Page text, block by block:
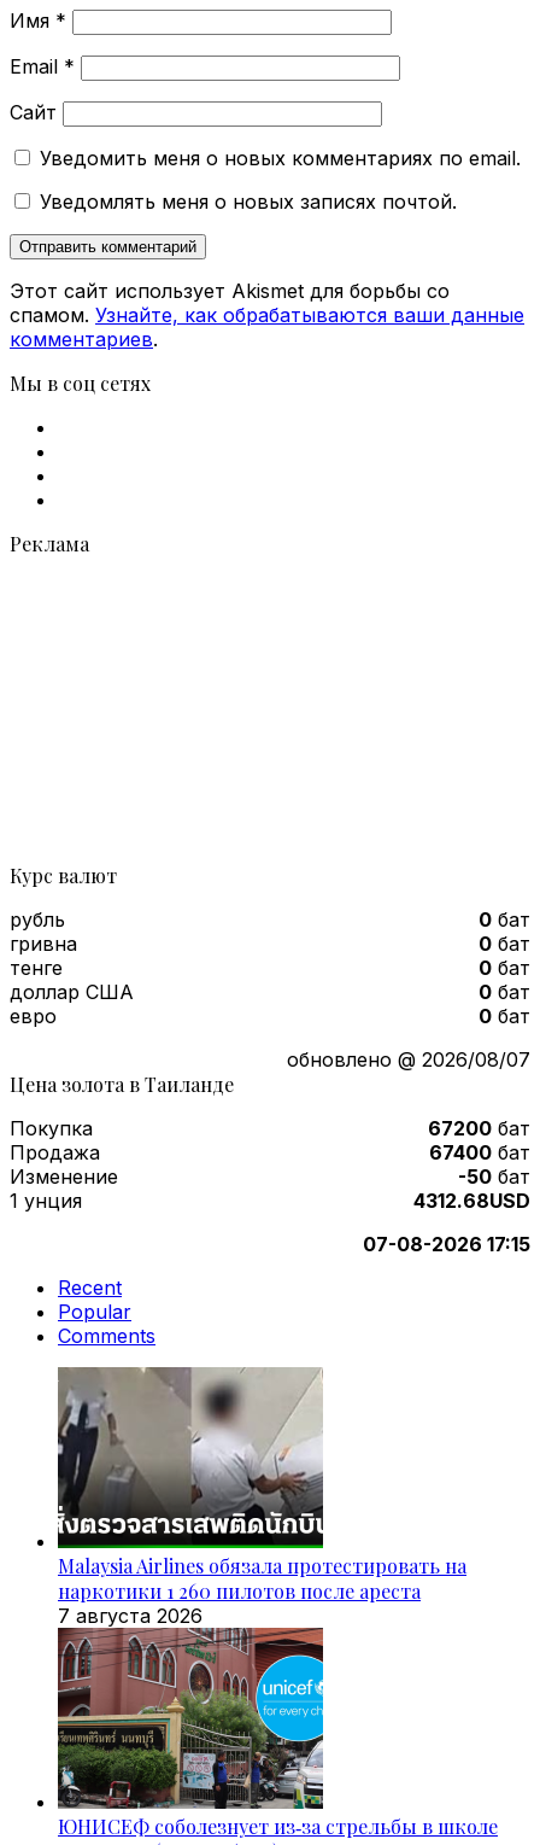
Имя *
Email *
Сайт
Уведомить меня о новых комментариях по email.
Уведомлять меня о новых записях почтой.
Этот сайт использует Akismet для борьбы со
спамом. Узнайте, как обрабатываются ваши данные
комментариев.
Мы в соц сетях
Реклама
Курс валют
рубль 0 бат
гривна
0 бат
тенге
0 бат
доллар США
0 бат
евро
0 бат
обновлено @ 2026/08/07
Цена золота в Таиланде
Покупка 67200 бат
Продажа
67400 бат
Изменение
-50 бат
1 унция
4312.68USD
07-08-2026 17:15
Recent
Popular
Comments
Malaysia Airlines обязала протестировать на
наркотики 1 260 пилотов после ареста
7 августа 2026
ЮНИСЕФ соболезнует из‑за стрельбы в школе